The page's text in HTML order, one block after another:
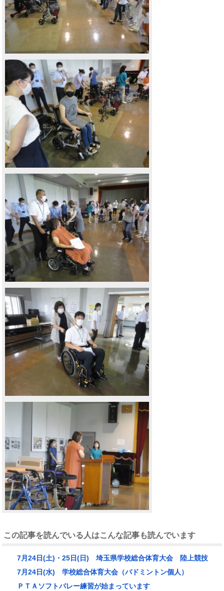
この記事を読んでいる人はこんな記事も読んでいます
7月24日(土)・25日(日) 埼玉県学校総合体育大会 陸上競技
7月24日(水) 学校総合体育大会（バドミントン個人）
ＰＴＡソフトバレー練習が始まっています